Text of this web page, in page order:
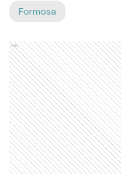
Formosa
Ads